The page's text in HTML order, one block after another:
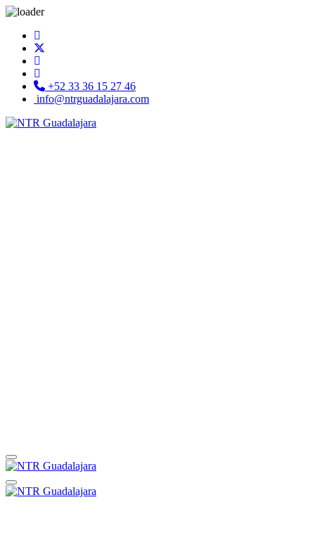
+52 33 36 15 27 46
info@ntrguadalajara.com